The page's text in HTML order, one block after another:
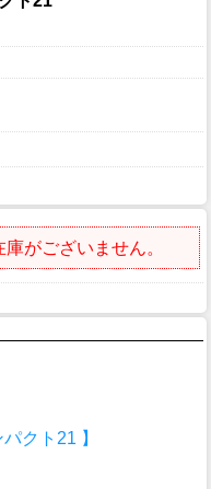
がございません。
クト21 】